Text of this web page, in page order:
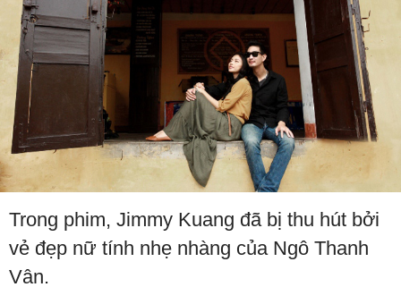
Trong phim, Jimmy Kuang đã bị thu hút bởi
vẻ đẹp nữ tính nhẹ nhàng của Ngô Thanh
Vân.